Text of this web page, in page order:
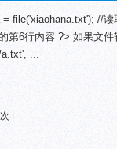
= file('xiaohana.txt'); //
第6行内容 ?> 如果文
a.txt', ...
|